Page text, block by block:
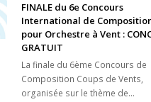
FINALE du 6e Concours
International de
pour Orchestre à Vent :
GRATUIT
La finale du 6ème Concours de
Composition Coups de Vents,
organisée sur le thème de…